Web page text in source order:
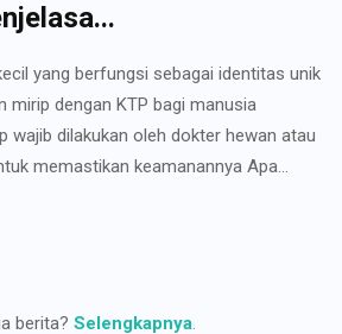
yang berfungsi sebagai identitas unik
mirip dengan KTP bagi manusia
wajib dilakukan oleh dokter hewan atau
memastikan keamanannya Apa...
berita? Selengkapnya.